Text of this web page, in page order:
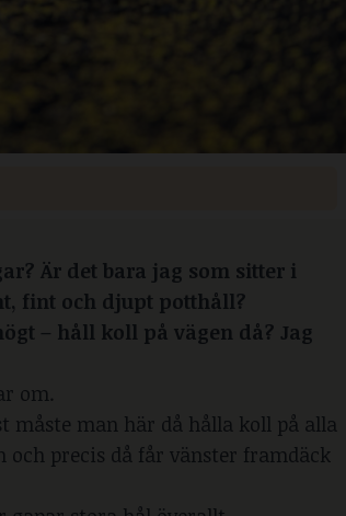
Är det bara jag som sitter i
fint och djupt potthåll?
– håll koll på vägen då? Jag
om.
måste man här då hålla koll på alla
precis då får vänster framdäck